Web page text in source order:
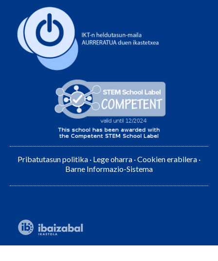
Pribatutasun politika · Lege oharra ·Cookien erabilera ·
Barne Informazio-Sistema